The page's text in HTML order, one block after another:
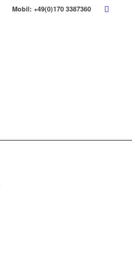
Mobil: +49(0)170 3387360